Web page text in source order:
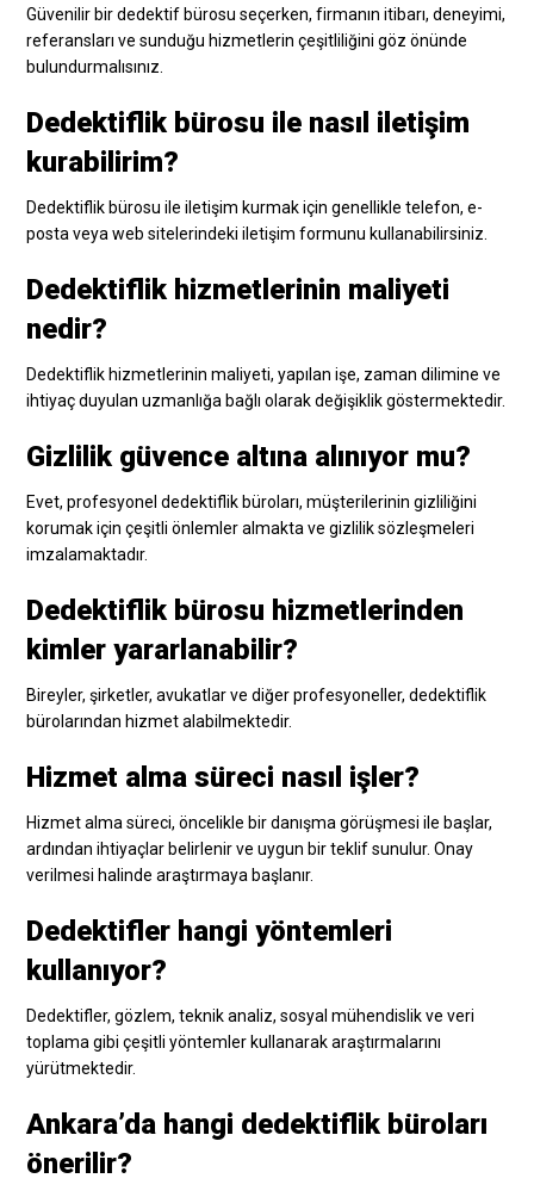
Güvenilir bir dedektif bürosu seçerken, firmanın itibarı, deneyimi,
referansları ve sunduğu hizmetlerin çeşitliliğini göz önünde
bulundurmalısınız.
Dedektiflik bürosu ile nasıl iletişim
kurabilirim?
Dedektiflik bürosu ile iletişim kurmak için genellikle telefon, e-
posta veya web sitelerindeki iletişim formunu kullanabilirsiniz.
Dedektiflik hizmetlerinin maliyeti
nedir?
Dedektiflik hizmetlerinin maliyeti, yapılan işe, zaman dilimine ve
ihtiyaç duyulan uzmanlığa bağlı olarak değişiklik göstermektedir.
Gizlilik güvence altına alınıyor mu?
Evet, profesyonel dedektiflik büroları, müşterilerinin gizliliğini
korumak için çeşitli önlemler almakta ve gizlilik sözleşmeleri
imzalamaktadır.
Dedektiflik bürosu hizmetlerinden
kimler yararlanabilir?
Bireyler, şirketler, avukatlar ve diğer profesyoneller, dedektiflik
bürolarından hizmet alabilmektedir.
Hizmet alma süreci nasıl işler?
Hizmet alma süreci, öncelikle bir danışma görüşmesi ile başlar,
ardından ihtiyaçlar belirlenir ve uygun bir teklif sunulur. Onay
verilmesi halinde araştırmaya başlanır.
Dedektifler hangi yöntemleri
kullanıyor?
Dedektifler, gözlem, teknik analiz, sosyal mühendislik ve veri
toplama gibi çeşitli yöntemler kullanarak araştırmalarını
yürütmektedir.
Ankara’da hangi dedektiflik büroları
önerilir?